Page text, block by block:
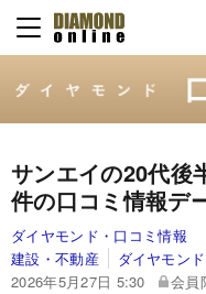
サンエイの20代後
件の口コミ情報デ
ダイヤモンド・口コミ情報
建設・不動産
ダイヤモン
2026年5月27日 5:30
会員